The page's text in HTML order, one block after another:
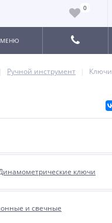
0
МЕНЮ
Ручной инструмент Ключи
ключи
и свечные